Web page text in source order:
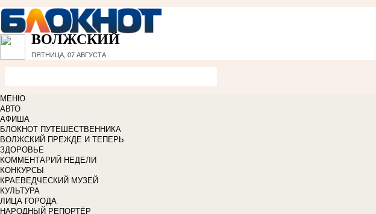
ВОЛЖСКИЙ
ПЯТНИЦА, 07 АВГУСТА
МЕНЮ
АВТО
АФИША
БЛОКНОТ ПУТЕШЕСТВЕННИКА
ВОЛЖСКИЙ ПРЕЖДЕ И ТЕПЕРЬ
ЗДОРОВЬЕ
КОММЕНТАРИЙ НЕДЕЛИ
КОНКУРСЫ
КРАЕВЕДЧЕСКИЙ МУЗЕЙ
КУЛЬТУРА
ЛИЦА ГОРОДА
НАРОДНЫЙ РЕПОРТЁР